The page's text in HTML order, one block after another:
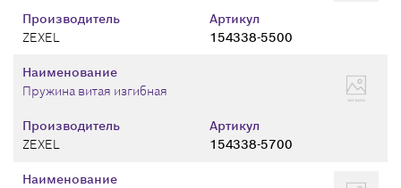
Производитель
ZEXEL
Артикул
154338-5500
Производитель
ZEXEL
Артикул
154338-5700
Наименование
Пружина витая изгибная
Наименование